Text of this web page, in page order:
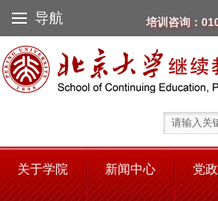
导航 培训咨询：
关于学院 新闻中心 党